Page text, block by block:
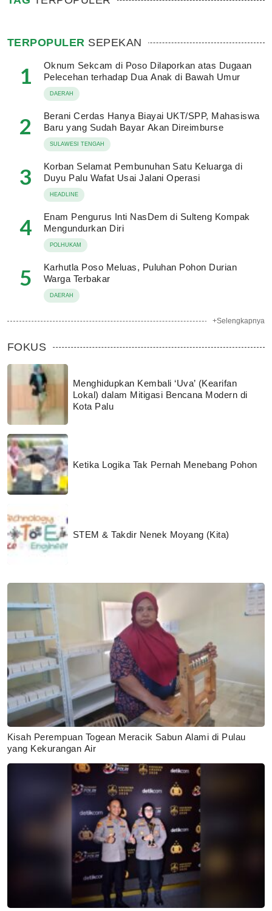
TERPOPULER SEPEKAN
1
Oknum Sekcam di Poso Dilaporkan atas Dugaan
Pelecehan terhadap Dua Anak di Bawah Umur
DAERAH
2
Berani Cerdas Hanya Biayai UKT/SPP, Mahasiswa
Baru yang Sudah Bayar Akan Direimburse
SULAWESI TENGAH
3
Korban Selamat Pembunuhan Satu Keluarga di
Duyu Palu Wafat Usai Jalani Operasi
HEADLINE
4
Enam Pengurus Inti NasDem di Sulteng Kompak
Mengundurkan Diri
POLHUKAM
5
Karhutla Poso Meluas, Puluhan Pohon Durian
Warga Terbakar
DAERAH
+Selengkapnya
FOKUS
Menghidupkan Kembali ‘Uva’ (Kearifan
Lokal) dalam Mitigasi Bencana Modern di
Kota Palu
Ketika Logika Tak Pernah Menebang Pohon
STEM & Takdir Nenek Moyang (Kita)
Kisah Perempuan Togean Meracik Sabun Alami di Pulau
yang Kekurangan Air